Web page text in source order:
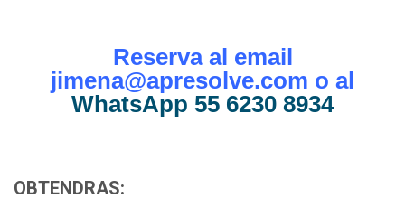
Reserva al email
jimena@apresolve.com o al
WhatsApp 55 6230 8934
OBTENDRAS: